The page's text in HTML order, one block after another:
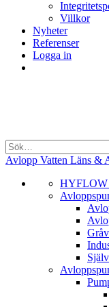
Villkor
Nyheter
Referenser
Logga in
Avlopp Vatten Läns &
HYFLOW